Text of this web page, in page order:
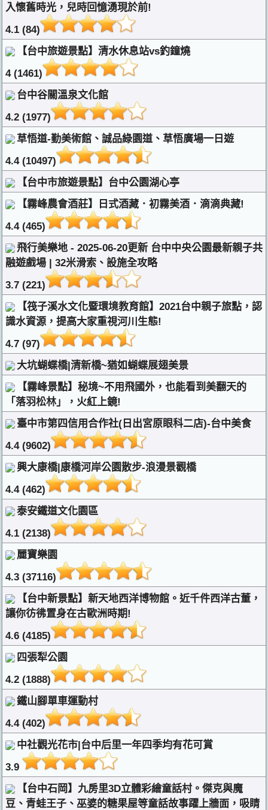
入懷舊時光，兒時回憶湧現於前!
4.1 (84)
【台中旅遊景點】清水休息站vs釣鐘燒
4 (1461)
台中谷關溫泉文化館
4.2 (1977)
草悟道-勤美術館、誠品綠園道、草悟廣場一日遊
4.4 (10497)
【台中市旅遊景點】台中公園湖心亭
【霧峰農會酒莊】日式酒藏．初霧美酒．滴滴典藏!
4.4 (465)
飛行美樂地 - 2025-06-20更新 台中中央公園最新親子共
融遊戲場 | 32米滑索、設施全攻略
3.7 (221)
【筏子溪水文化暨環境教育館】2021台中親子旅點，認
識水資源，提高大家重視河川生態!
4.7 (97)
大坑蝴蝶橋|清新橋~猶如蝴蝶展翅美景
【霧峰景點】秘境~不用飛國外，也能看到美翻天的
「落羽松林」，火紅上鏡!
臺中市第四信用合作社(日出宮原眼科二店)-台中美食
4.4 (9602)
興大康橋|康橋河岸公園散步-浪漫景觀橋
4.4 (462)
泰安鐵道文化園區
4.1 (2138)
麗寶樂園
4.3 (37116)
【台中新景點】新天地西洋博物館。近千件西洋古董，
讓你彷彿置身在古歐洲時期!
4.6 (4185)
四張犁公園
4.2 (1888)
鐵山腳單車運動村
4.4 (402)
中社觀光花市|台中后里一年四季均有花可賞
3.9
【台中石岡】九房里3D立體彩繪童話村。傑克與魔
豆、青蛙王子、巫婆的糖果屋等童話故事躍上牆面，吸睛